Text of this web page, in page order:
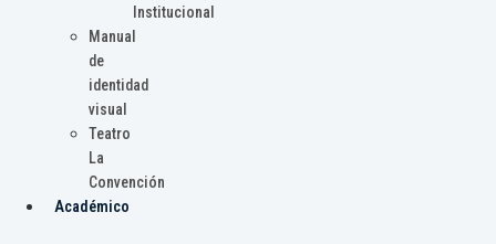
Institucional
Manual
de
identidad
visual
Teatro
La
Convención
Académico